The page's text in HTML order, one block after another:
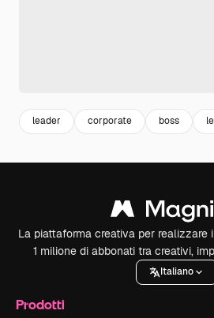
leader corporate boss
La piattaforma creativa per realizzare
1 milione di abbonati tra creativi,
Italiano
Prodotti